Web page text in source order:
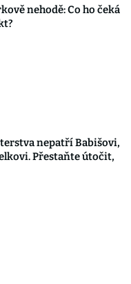
nehodě: Co ho čeká
nepatří Babišovi,
Přestaňte útočit,